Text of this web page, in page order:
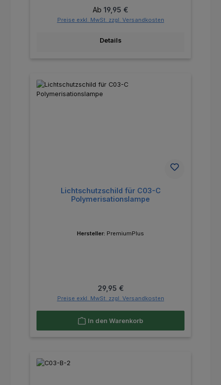
Regulärer Preis:
Ab 19,95 €
Preise exkl. MwSt. zzgl. Versandkosten
Details
Lichtschutzschild für C03-C
Polymerisationslampe
Hersteller: PremiumPlus
Regulärer Preis:
29,95 €
Preise exkl. MwSt. zzgl. Versandkosten
In den Warenkorb